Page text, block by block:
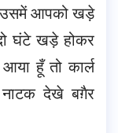
उसमें आपको खड़े
घंटे खड़े होकर
हूँ तो कार्ल
देखे बग़ैर